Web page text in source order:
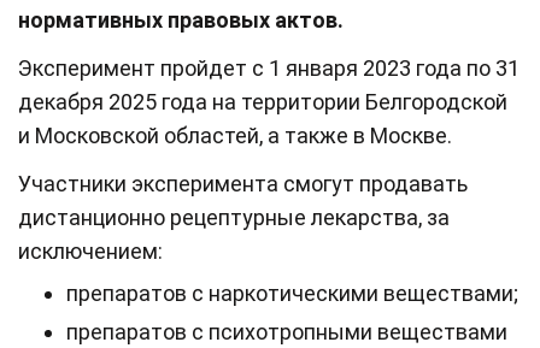
нормативных правовых актов.
Эксперимент пройдет с 1 января 2023 года по 31
декабря 2025 года на территории Белгородской
и Московской областей, а также в Москве.
Участники эксперимента смогут продавать
дистанционно рецептурные лекарства, за
исключением:
препаратов с наркотическими веществами;
препаратов с психотропными веществами